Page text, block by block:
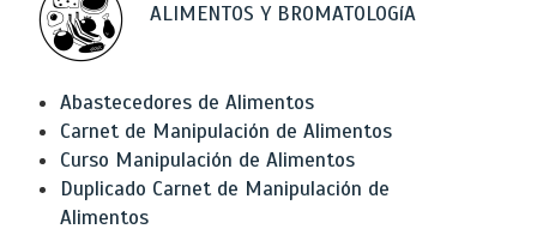
ALIMENTOS Y BROMATOLOGíA
Abastecedores de Alimentos
Carnet de Manipulación de Alimentos
Curso Manipulación de Alimentos
Duplicado Carnet de Manipulación de
Alimentos